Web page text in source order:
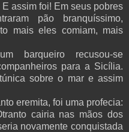
assim foi! Em seus pobres
pão branquíssimo,
mais eles comiam, mais
barqueiro recusou-se
para a Sicília.
sobre o mar e assim
eremita, foi uma profecia:
cairia nas mãos dos
novamente conquistada